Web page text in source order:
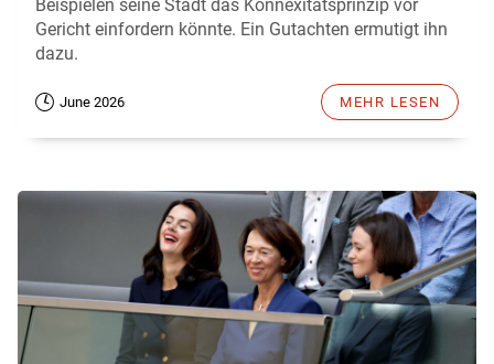
Beispielen seine Stadt das Konnexitätsprinzip vor
Gericht einfordern könnte. Ein Gutachten ermutigt ihn
dazu.
June 2026 MEHR LESEN